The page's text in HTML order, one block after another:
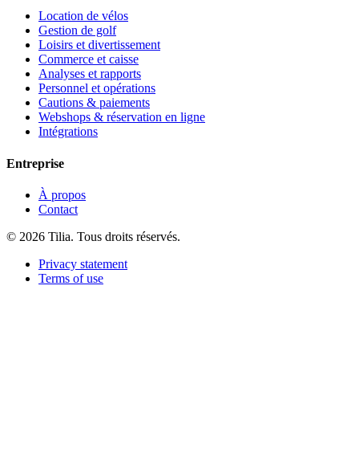
Location de vélos
Gestion de golf
Loisirs et divertissement
Commerce et caisse
Analyses et rapports
Personnel et opérations
Cautions & paiements
Webshops & réservation en ligne
Intégrations
Entreprise
À propos
Contact
© 2026 Tilia. Tous droits réservés.
Privacy statement
Terms of use